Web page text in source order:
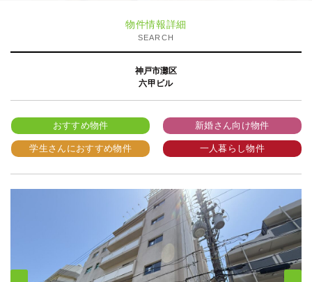
物件情報詳細
SEARCH
神戸市灘区
六甲ビル
おすすめ物件 新婚さん向け物件
学生さんにおすすめ物件 一人暮らし物件